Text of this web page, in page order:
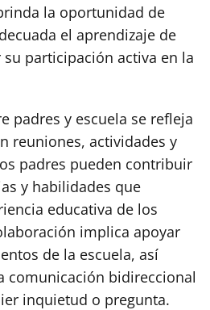
la oportunidad de
el aprendizaje de
participación activa en la
padres y escuela se refleja
reuniones, actividades y
padres pueden contribuir
y habilidades que
educativa de los
implica apoyar
de la escuela, así
comunicación bidireccional
inquietud o pregunta.